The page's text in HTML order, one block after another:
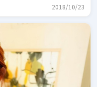
2018/10/23